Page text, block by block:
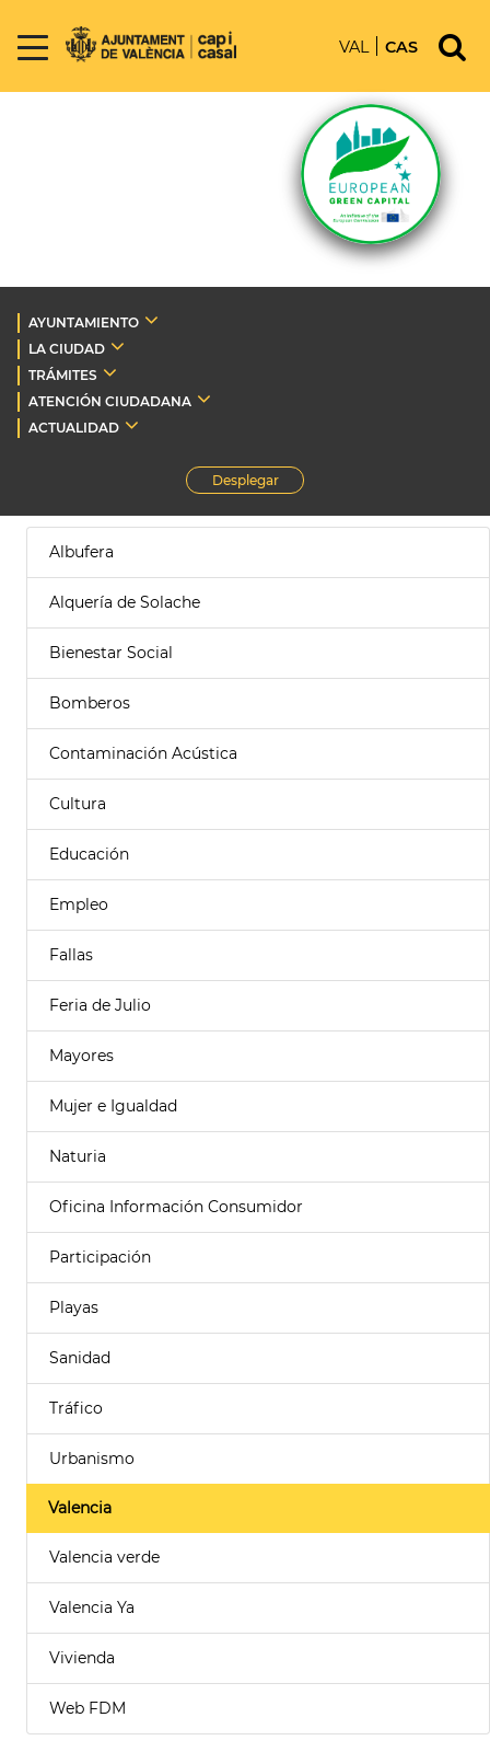
VAL CAS
AYUNTAMIENTO
LA CIUDAD
TRÁMITES
ATENCIÓN CIUDADANA
ACTUALIDAD
Desplegar
Albufera
Alquería de Solache
Bienestar Social
Bomberos
Contaminación Acústica
Cultura
Educación
Empleo
Fallas
Feria de Julio
Mayores
Mujer e Igualdad
Naturia
Oficina Información Consumidor
Participación
Playas
Sanidad
Tráfico
Urbanismo
Valencia
Valencia verde
Valencia Ya
Vivienda
Web FDM